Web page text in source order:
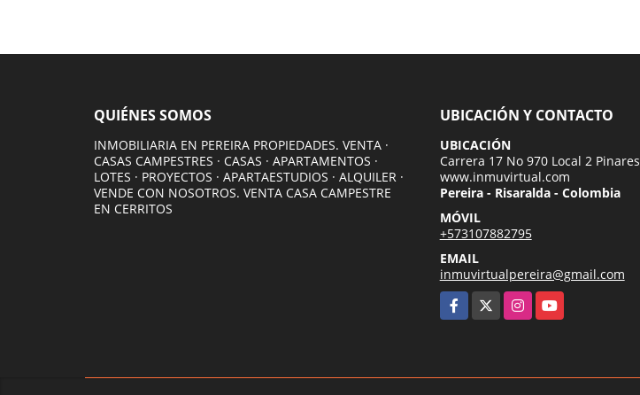
QUIÉNES SOMOS
INMOBILIARIA EN PEREIRA PROPIEDADES. VENTA ·
CASAS CAMPESTRES · CASAS · APARTAMENTOS ·
LOTES · PROYECTOS · APARTAESTUDIOS · ALQUILER ·
VENDE CON NOSOTROS. VENTA CASA CAMPESTRE
EN CERRITOS
UBICACIÓN Y CONTACTO
UBICACIÓN
Carrera 17 No 970 Local 2 Pinares
www.inmuvirtual.com
Pereira - Risaralda - Colombia
MÓVIL
+573107882795
EMAIL
inmuvirtualpereira@gmail.com
Facebook
InstagramYouTube